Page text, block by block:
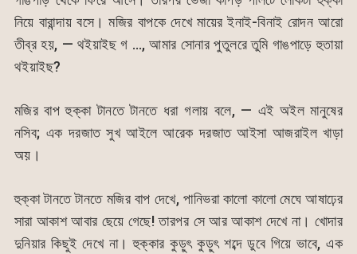
নিয়ে বারান্দায় বসে। মজির বাপকে দেখে মায়ের ইনাই-বিনাই রোদন আরো
তীব্র হয়, — থইয়াইছ গ …, আমার সোনার পুতুলরে তুমি গাঙপাড়ে হুতায়া
থইয়াইছ?
মজির বাপ হুক্কা টানতে টানতে ধরা গলায় বলে, — এই অইল মানুষের
নসিব; এক দরজাত সুখ আইলে আরেক দরজাত আইসা আজরাইল খাড়া
অয়।
হুক্কা টানতে টানতে মজির বাপ দেখে, পানিভরা কালো কালো মেঘে আষাঢ়ের
সারা আকাশ আবার ছেয়ে গেছে! তারপর সে আর আকাশ দেখে না। খোদার
দুনিয়ার কিছুই দেখে না। হুক্কার কুড়ুৎ কুড়ুৎ শব্দে ডুবে গিয়ে ভাবে, এক